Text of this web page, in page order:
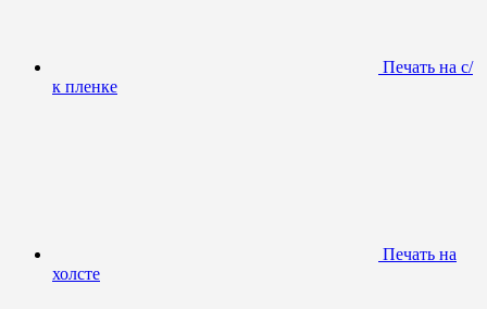
Печать на с/
к пленке
Печать на
холсте